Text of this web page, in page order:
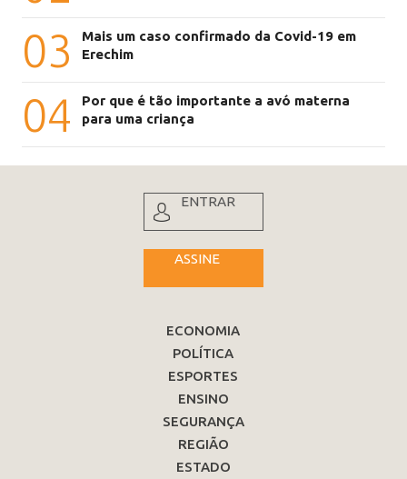
03
Mais um caso confirmado da Covid-19 em
Erechim
04
Por que é tão importante a avó materna
para uma criança
ENTRAR
ASSINE
ECONOMIA
POLÍTICA
ESPORTES
ENSINO
SEGURANÇA
REGIÃO
ESTADO